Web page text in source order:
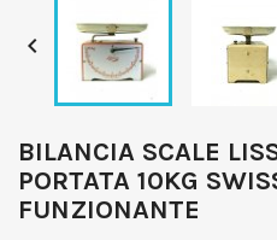

BILANCIA SCALE
PORTATA 10KG
FUNZIONANTE